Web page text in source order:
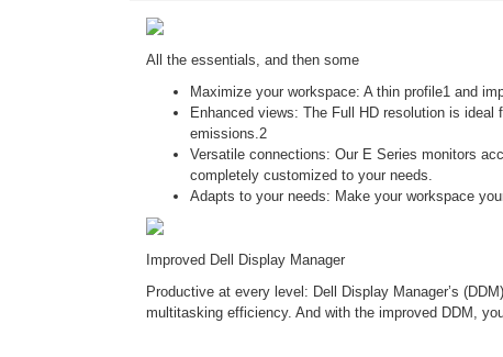
All the essentials, and then some
Maximize your workspace: A thin profile1 and
Enhanced views: The Full HD resolution is
emissions.2
Versatile connections: Our E Series monitors
completely customized to your needs.
Adapts to your needs: Make your workspace
Improved Dell Display Manager
Productive at every level: Dell Display Manager’s
multitasking efficiency. And with the improved DDM,